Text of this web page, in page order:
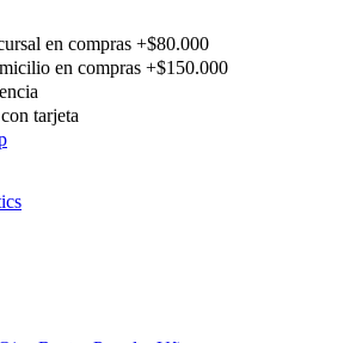
en compras +$80.000
en compras +$150.000
tarjeta